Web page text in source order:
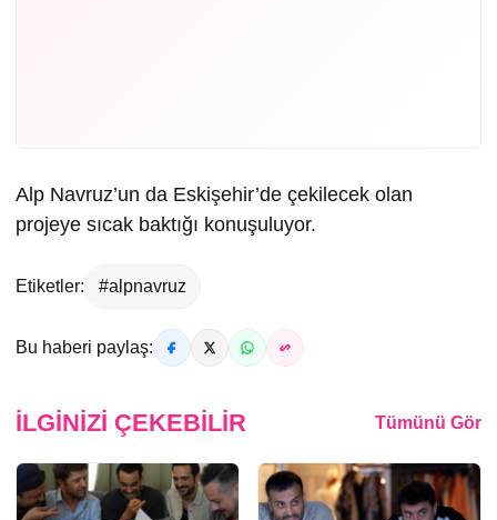
Alp Navruz’un da Eskişehir’de çekilecek olan
projeye sıcak baktığı konuşuluyor.
Etiketler: #alpnavruz
Bu haberi paylaş:
İLGINIZI ÇEKEBILIR Tümünü Gör